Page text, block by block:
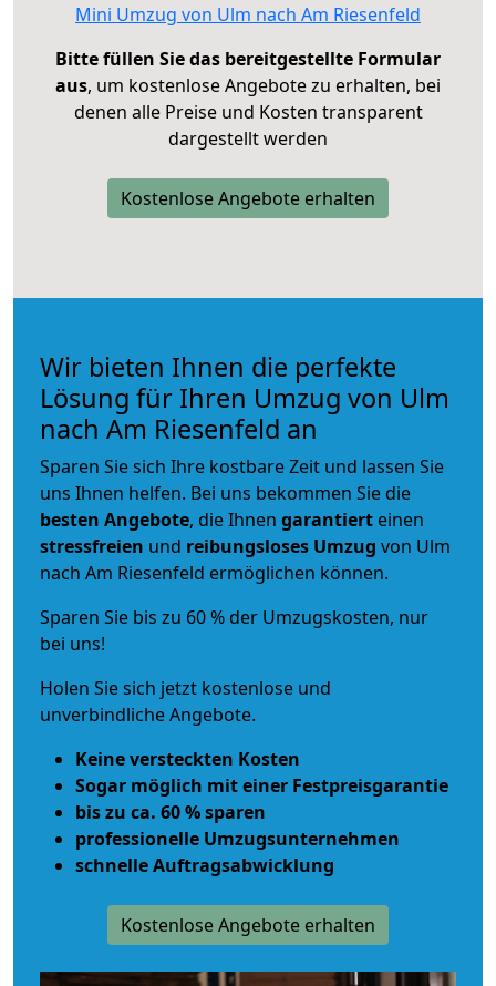
Mini Umzug von Ulm nach Am Riesenfeld
Bitte füllen Sie das bereitgestellte Formular
aus, um kostenlose Angebote zu erhalten, bei
denen alle Preise und Kosten transparent
dargestellt werden
Kostenlose Angebote erhalten
Wir bieten Ihnen die perfekte
Lösung für Ihren Umzug von Ulm
nach Am Riesenfeld an
Sparen Sie sich Ihre kostbare Zeit und lassen Sie
uns Ihnen helfen. Bei uns bekommen Sie die
besten Angebote, die Ihnen garantiert einen
stressfreien und reibungsloses Umzug von Ulm
nach Am Riesenfeld ermöglichen können.
Sparen Sie bis zu 60 % der Umzugskosten, nur
bei uns!
Holen Sie sich jetzt kostenlose und
unverbindliche Angebote.
Keine versteckten Kosten
Sogar möglich mit einer Festpreisgarantie
bis zu ca. 60 % sparen
professionelle Umzugsunternehmen
schnelle Auftragsabwicklung
Kostenlose Angebote erhalten